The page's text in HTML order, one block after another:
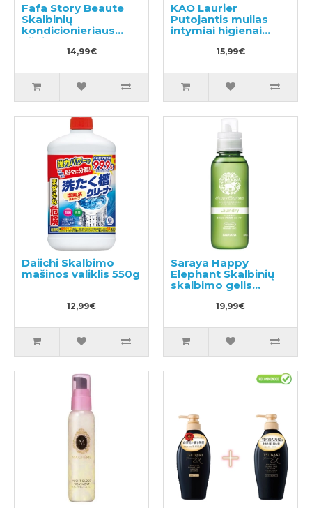
Fafa Story Beaute
Skalbinių
kondicionieriaus
užpildas 500ml
14,99€
KAO Laurier
Putojantis muilas
intymiai higienai
15,99€
Daiichi Skalbimo
mašinos valiklis 550g
12,99€
Saraya Happy
Elephant Skalbinių
skalbimo gelis
19,99€